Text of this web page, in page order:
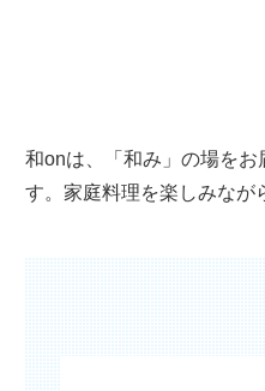
和onは、「和み」の場をお
す。家庭料理を楽しみなが